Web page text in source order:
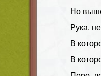
Но
Рука,
В
В